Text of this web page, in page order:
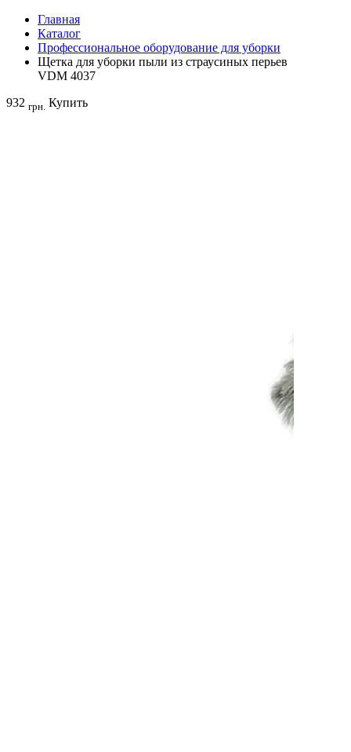
Главная
Каталог
Профессиональное оборудование для уборки
Щетка для уборки пыли из страусиных перьев
VDM 4037
932 грн. Купить